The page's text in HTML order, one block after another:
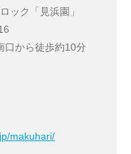
ック「見浜園」
口から徒歩約10分
makuhari/